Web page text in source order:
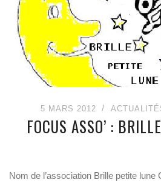
5 MARS 2012
FOCUS ASSO’ :
Nom de l’association Brille petite